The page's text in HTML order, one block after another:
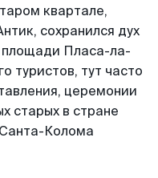
квартале,
сохранился дух
площади Пласа-ла-
туристов, тут часто
церемонии
старых в стране
Колома